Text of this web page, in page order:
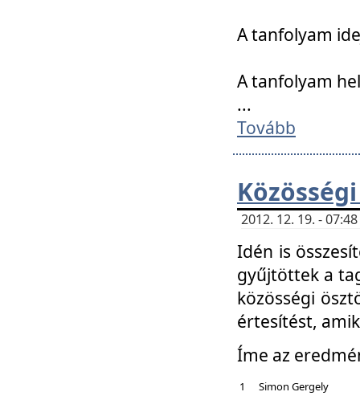
A tanfolyam
A tanfolyam
...
Tovább
2012. 12. 19. -
Idén is
gyűjtöttek a
közösségi
értesítést,
Íme az
1
Simon Gergely